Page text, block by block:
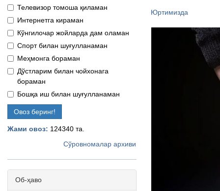
Телевизор томоша қиламан
Интернетга кираман
Кўнгилочар жойларда дам оламан
Спорт билан шуғулланаман
Меҳмонга бораман
Дўстларим билан чойхонага
бораман
Бошқа иш билан шуғулланаман
Овоз беринг!
Жами овоз: 124340 та.
Сўровномалар архиви
Об-ҳаво
Юртимизда